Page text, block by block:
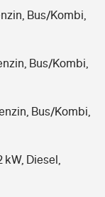
Bus/Kombi,
Bus/Kombi,
Bus/Kombi,
kW, Diesel,